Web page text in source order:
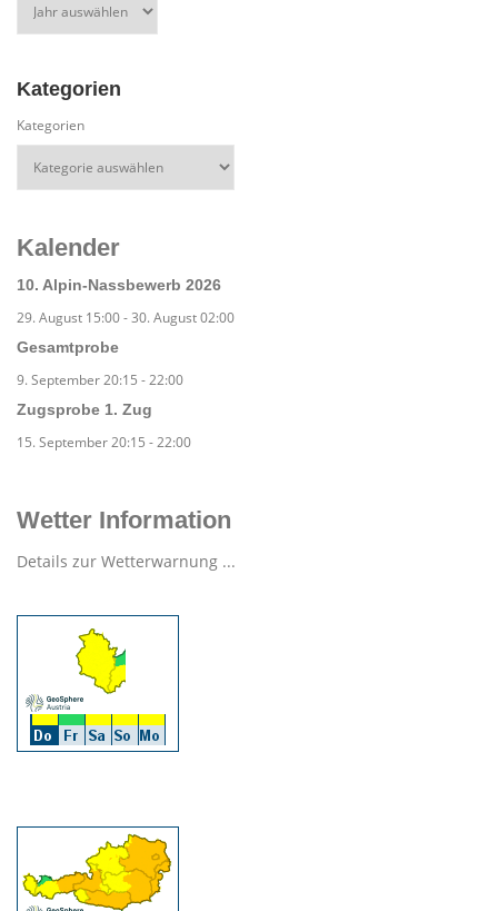
Kategorien
Kategorien
Kalender
10. Alpin-Nassbewerb 2026
29. August 15:00-30. August 02:00
Gesamtprobe
9. September 20:15 -22:00
Zugsprobe 1. Zug
15. September 20:15 -22:00
Wetter Information
Details zur Wetterwarnung ...